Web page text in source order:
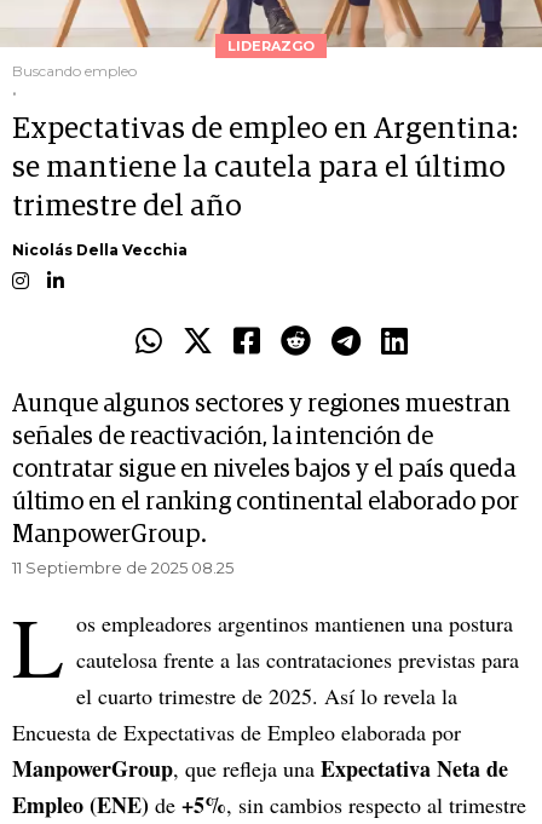
LIDERAZGO
Buscando empleo
.
Expectativas de empleo en Argentina:
se mantiene la cautela para el último
trimestre del año
Nicolás Della Vecchia
Aunque algunos sectores y regiones muestran
señales de reactivación, la intención de
contratar sigue en niveles bajos y el país queda
último en el ranking continental elaborado por
ManpowerGroup.
11 Septiembre de 2025 08.25
L os empleadores argentinos mantienen una postura
cautelosa frente a las contrataciones previstas para
el cuarto trimestre de 2025. Así lo revela la
Encuesta de Expectativas de Empleo elaborada por
ManpowerGroup, que refleja una Expectativa Neta de
Empleo (ENE) de +5%, sin cambios respecto al trimestre